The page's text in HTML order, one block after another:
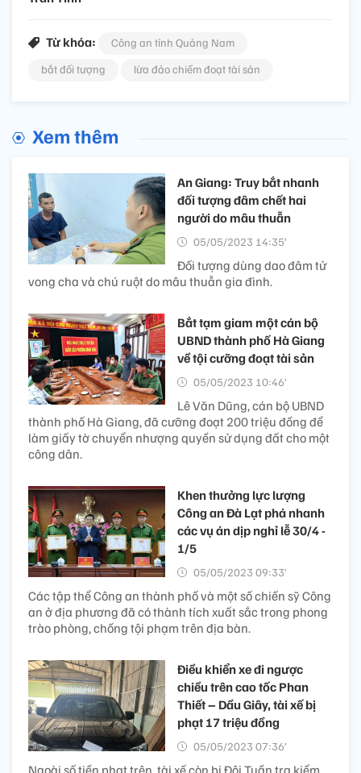
Từ khóa:
Công an tỉnh Quảng Nam
bắt đối tượng
lừa đảo chiếm đoạt tài sản
Xem thêm
An Giang: Truy bắt nhanh
đối tượng đâm chết hai
người do mâu thuẫn
05/05/2023 14:35’
Đối tượng dùng dao đâm tử
vong cha và chú ruột do mâu thuẫn gia đình.
Bắt tạm giam một cán bộ
UBND thành phố Hà Giang
về tội cưỡng đoạt tài sản
05/05/2023 10:46’
Lê Văn Dũng, cán bộ UBND
thành phố Hà Giang, đã cưỡng đoạt 200 triệu đồng để
làm giấy tờ chuyển nhượng quyền sử dụng đất cho một
công dân.
Khen thưởng lực lượng
Công an Đà Lạt phá nhanh
các vụ án dịp nghỉ lễ 30/4 -
1/5
05/05/2023 09:33’
Các tập thể Công an thành phố và một số chiến sỹ Công
an ở địa phương đã có thành tích xuất sắc trong phong
trào phòng, chống tội phạm trên địa bàn.
Điều khiển xe đi ngược
chiều trên cao tốc Phan
Thiết – Dầu Giây, tài xế bị
phạt 17 triệu đồng
05/05/2023 07:36’
Ngoài số tiền phạt trên, tài xế còn bị Đội Tuần tra kiểm